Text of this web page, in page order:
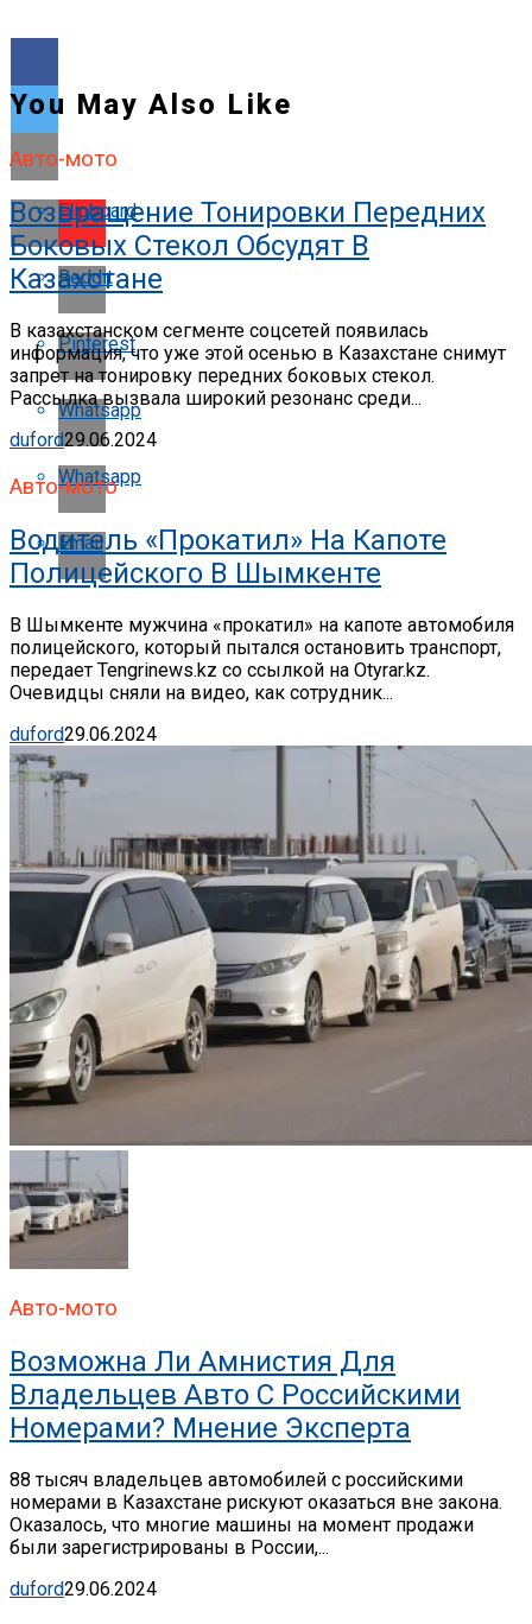
Flipboard
Reddit
Pinterest
Whatsapp
Whatsapp
Email
You May Also Like
Авто-мото
Возвращение Тонировки Передних
Боковых Стекол Обсудят В
Казахстане
В казахстанском сегменте соцсетей появилась
информация, что уже этой осенью в Казахстане снимут
запрет на тонировку передних боковых стекол.
Рассылка вызвала широкий резонанс среди...
duford29.06.2024
Авто-мото
Водитель «прокатил» На Капоте
Полицейского В Шымкенте
В Шымкенте мужчина «прокатил» на капоте автомобиля
полицейского, который пытался остановить транспорт,
передает Tengrinews.kz со ссылкой на Otyrar.kz.
Очевидцы сняли на видео, как сотрудник...
duford29.06.2024
Авто-мото
Возможна Ли Амнистия Для
Владельцев Авто С Российскими
Номерами? Мнение Эксперта
88 тысяч владельцев автомобилей с российскими
номерами в Казахстане рискуют оказаться вне закона.
Оказалось, что многие машины на момент продажи
были зарегистрированы в России,...
duford29.06.2024